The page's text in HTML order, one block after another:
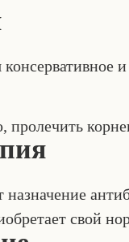
назначение
свой